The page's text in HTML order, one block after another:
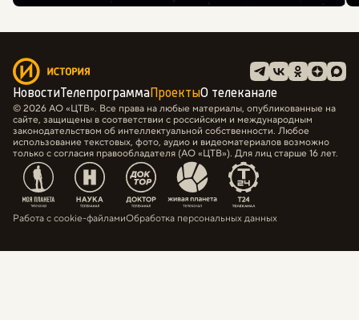
НовостиТелепрограммаПроектыО телеканале
© 2026 АО «ЦТВ». Все права на любые материалы, опубликованные на
сайте, защищены в соответствии с российским и международным
законодательством об интеллектуальной собственности. Любое
использование текстовых, фото, аудио и видеоматериалов возможно
только с согласия правообладателя (АО «ЦТВ»). Для лиц старше 16 лет.
Работа с cookie-файламиОбработка персональных данных